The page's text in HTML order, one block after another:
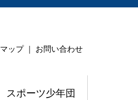
ップ ｜ お問い合わせ
スポーツ少年団